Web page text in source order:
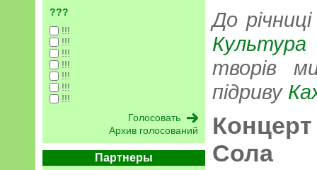
???
!!!
!!!
!!!
!!!
!!!
!!!
!!!
Архив голосований
Партнеры
До
творів
підриву
Сола